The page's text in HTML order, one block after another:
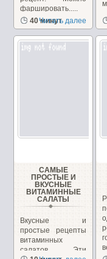
фаршировать.....
40 минут
Читать далее
САМЫЕ
ПРОСТЫЕ И
ВКУСНЫЕ
ВИТАМИННЫЕ
САЛАТЫ
Вкусные и
простые рецепты
витаминных
салатов. Эти